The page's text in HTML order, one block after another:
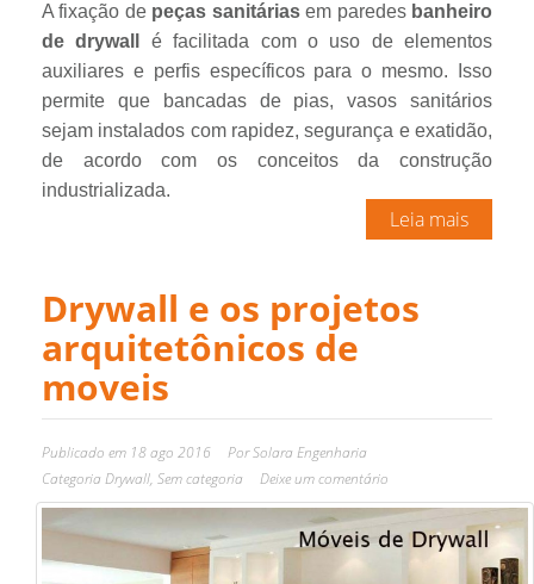
A fixação de peças sanitáriasem paredes banheiro
de drywall
é facilitada com o uso de elementos
auxiliares e perfis específicos para o mesmo. Isso
permite que bancadas de pias, vasos sanitários
sejam instalados com rapidez, segurança e exatidão,
de acordo com os conceitos da construção
industrializada.
Leia mais
Drywall e os projetos
arquitetônicos de
moveis
Publicado em 18 ago 2016 PorSolara Engenharia
Categoria Drywall, Sem categoria Deixe um comentário